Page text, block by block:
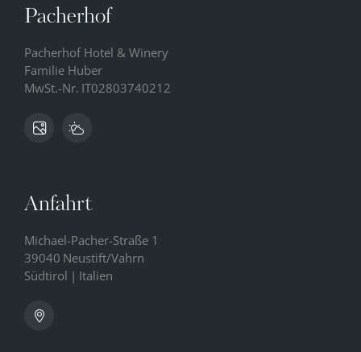
Pacherhof
Pacherhof Hotel & Winery
Familie Huber
MwSt.-Nr. IT02803740212
Anfahrt
Michael-Pacher-Straße 1
39040 Neustift/Vahrn
Südtirol | Italien